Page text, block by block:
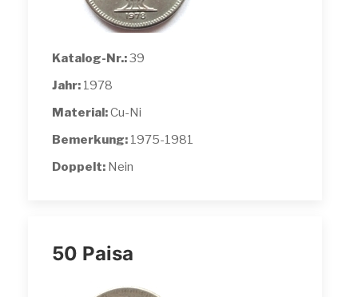
Katalog-Nr.:39
Jahr: 1978
Material:Cu-Ni
Bemerkung: 1975-1981
Doppelt: Nein
50 Paisa